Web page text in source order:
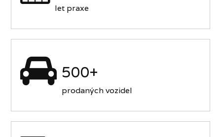
let praxe
500+
prodaných vozidel